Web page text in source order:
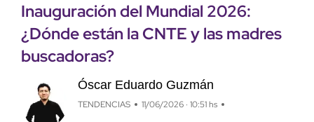
Inauguración del Mundial 2026:
¿Dónde están la CNTE y las madres
buscadoras?
Óscar Eduardo Guzmán
TENDENCIAS 11/06/2026 · 10:51 hs